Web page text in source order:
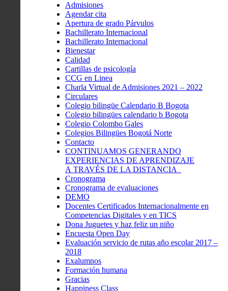
Admisiones
Agendar cita
Apertura de grado Párvulos
Bachillerato Internacional
Bachillerato Internacional
Bienestar
Calidad
Cartillas de psicología
CCG en Linea
Charla Virtual de Admisiones 2021 – 2022
Circulares
Colegio bilingüe Calendario B Bogota
Colegio bilingües calendario b Bogota
Colegio Colombo Gales
Colegios Bilingües Bogotá Norte
Contacto
CONTINUAMOS GENERANDO
EXPERIENCIAS DE APRENDIZAJE
A TRAVÉS DE LA DISTANCIA
Cronograma
Cronograma de evaluaciones
DEMO
Docentes Certificados Internacionalmente en
Competencias Digitales y en TICS
Dona Juguetes y haz feliz un niño
Encuesta Open Day
Evaluación servicio de rutas año escolar 2017 –
2018
Exalumnos
Formación humana
Gracias
Happiness Class